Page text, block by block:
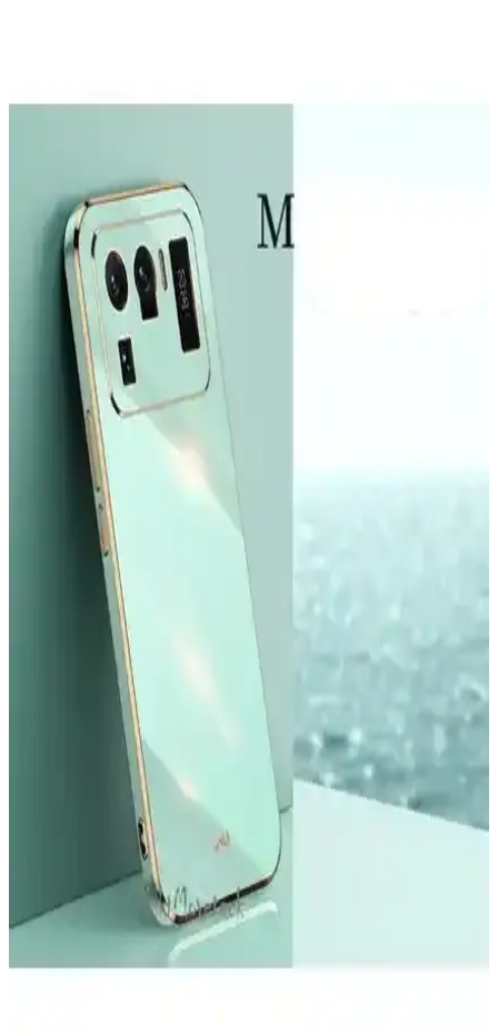
Z-Mobile MacBook Air M2 ve M3 13.6 İnç Koruma
Z-Mobile'ın MacBook Air M2 ve M3 modelleriyle uyumlu 13.6 inç
koruma seti, şeffaf tasarımı ve dayanıklı malzemeleriyle cihazınızı
estetik ve güvenle korur, kullanıcı memnuniyetini artırır.
Galaxy A26 İçin Kadife İç Yüzeyli Şık ve Koruyucu
Lansman Kapakları
Galaxy A26 için tasarlanmış kadife iç yüzeyli şık ve koruyucu kılıf,
çizilmelere karşı üstün koruma sağlar, modern tasarımı ve renk
seçenekleriyle tarzınıza uygun bir aksesuar sunar.
McStorey MacBook Air Kılıfı: Estetik ve Koruma
Sağlayan İnce Tasarım
McStorey MacBook Air Kılıfı, yüksek kaliteli TPU malzemeden
üretilmiş, şık tasarımıyla cihazınızı çizik ve darbelere karşı korur,
hafif ve estetik yapısıyla kullanım kolaylığı sağlar.
Samsung Galaxy Tab S10 FE Plus İçin Kırılmaz
Ekran Koruyucu İncelemesi ve Kullanıcı Yorumları
Samsung Galaxy Tab S10 FE Plus için tasarlanmış kırılmaz ekran
koruyucu, yüksek dayanıklılık ve kolay uygulama özellikleriyle
ekranı çizilmelere ve darbelere karşı korur.
Apple iPad Mini 7 A17 Pro Uyumlu Temperli Cam
Ekran Koruyucu İnceleme ve Kullanıcı Yorumları
Apple iPad Mini 7 A17 Pro uyumlu temperli cam ekran koruyucu,
yüksek dayanıklılığı ve kolay uygulamasıyla ekranınızı çizik ve
darbelere karşı korur, görüntü kalitesini etkilemez.
YoungKit Apple iPhone 14 Pro Max Kılıfı:
Dayanıklı ve Estetik Koruma Çözümü
YoungKit iPhone 14 Pro Max kılıfı, dayanıklı malzeme ve şeffaf
tasarımıyla üstün koruma sağlar, estetik ve fonksiyonelliği bir arada
sunar, çevre dostudur ve manyetik şarj uyumludur.